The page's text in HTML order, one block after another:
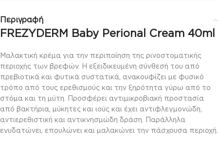
Περιγραφή
FREZYDERM Baby Perional Cream 40ml
Μαλακτική κρέμα για την περιποίηση της ρινοστοματικής
περιοχής των βρεφών. Η εξειδικευμένη σύνθεσή του από
πρεβιοτικά και φυτικά συστατικά, ανακουφίζει με φυσικό
τρόπο από τους ερεθισμούς και την ξηρότητα γύρω από το
στόμα και τη μύτη. Προσφέρει αντιμικροβιακή προστασία
από βακτήρια, μύκητες και ιούς και έχει αντιφλεγμονώδη,
αντιερεθιστική και αντικνησμώδη δράση. Παράλληλα
ενυδατώνει, επουλώνει και μαλακώνει την πάσχουσα περιοχή.